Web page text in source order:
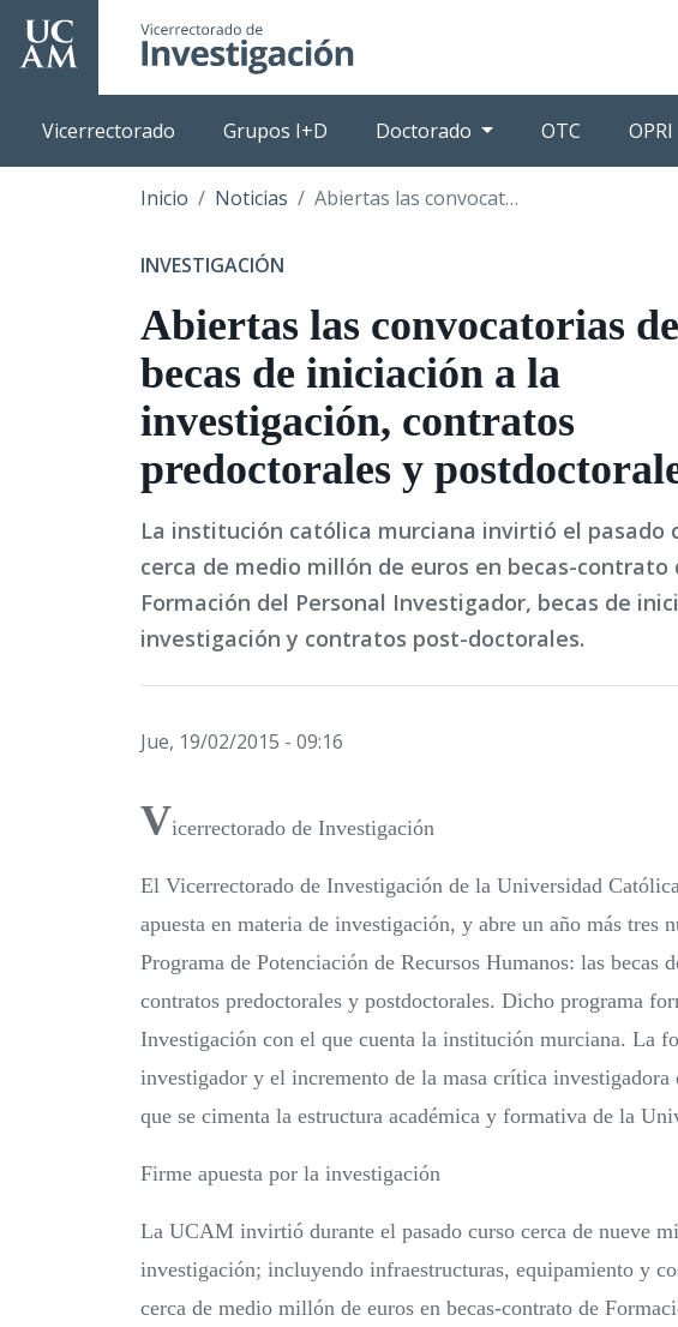
Pasar
principal
Vicerrectorado Grupos I+D Doctorado OTC OPRI
Inicio Noticias Abiertas las convocatorias de las becas de iniciación a la investigación, contratos predoctorales y postdoctorales
INVESTIGACIÓN
Abiertas las convocatorias
becas de iniciación a la
investigación, contratos
predoctorales y
La institución católica murciana invirtió el pasado
cerca de medio millón de euros en becas-contrato
Formación del Personal Investigador, becas de
investigación y contratos post-doctorales.
Jue, 19/02/2015 - 09:16
Vicerrectorado de Investigación
El Vicerrectorado de Investigación de la Universidad
apuesta en materia de investigación, y abre un año más tres
Programa de Potenciación de Recursos Humanos: las becas
contratos predoctorales y postdoctorales. Dicho programa
Investigación con el que cuenta la institución murciana. La
investigador y el incremento de la masa crítica investigadora
que se cimenta la estructura académica y formativa de la
Firme apuesta por la investigación
La UCAM invirtió durante el pasado curso cerca de nueve
investigación; incluyendo infraestructuras, equipamiento y
cerca de medio millón de euros en becas-contrato de